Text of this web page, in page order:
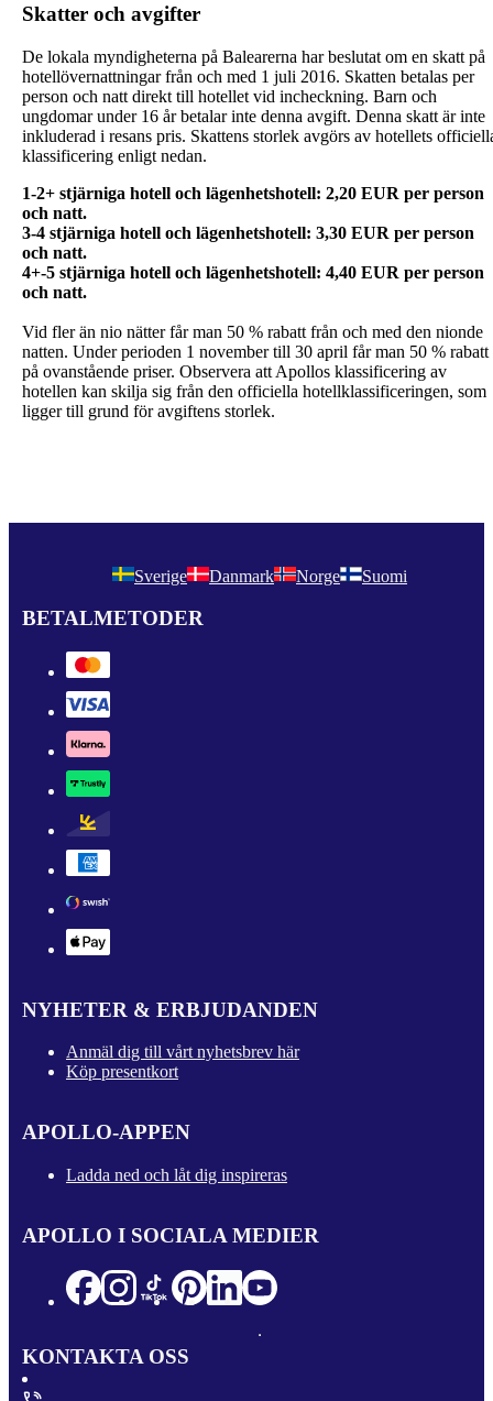
Skatter och avgifter
De lokala myndigheterna på Balearerna har beslutat om en skatt på
hotellövernattningar från och med 1 juli 2016. Skatten betalas per
person och natt direkt till hotellet vid incheckning. Barn och
ungdomar under 16 år betalar inte denna avgift. Denna skatt är inte
inkluderad i resans pris. Skattens storlek avgörs av hotellets
klassificering enligt nedan.
1-2+ stjärniga hotell och lägenhetshotell: 2,20 EUR per person
och natt.
3-4 stjärniga hotell och lägenhetshotell: 3,30 EUR per person
och natt.
4+-5 stjärniga hotell och lägenhetshotell: 4,40 EUR per person
Vid fler än nio nätter får man 50 % rabatt från och med den nionde
natten. Under perioden 1 november till 30 april får man 50 % rabatt
på ovanstående priser. Observera att Apollos klassificering av
hotellen kan skilja sig från den officiella hotellklassificeringen, som
ligger till grund för avgiftens storlek.
Sverige Danmark Norge Suomi
BETALMETODER
NYHETER & ERBJUDANDEN
Anmäl dig till vårt nyhetsbrev här
Köp presentkort
APOLLO-APPEN
Ladda ned och låt dig inspireras
APOLLO I SOCIALA MEDIER
KONTAKTA OSS